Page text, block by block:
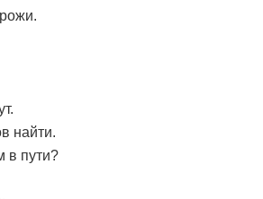
найти.
в пути?